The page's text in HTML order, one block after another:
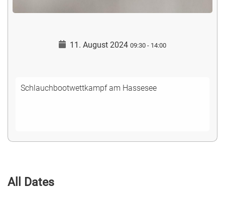
11. August 2024 09:30 - 14:00
Schlauchbootwettkampf am Hassesee
All Dates